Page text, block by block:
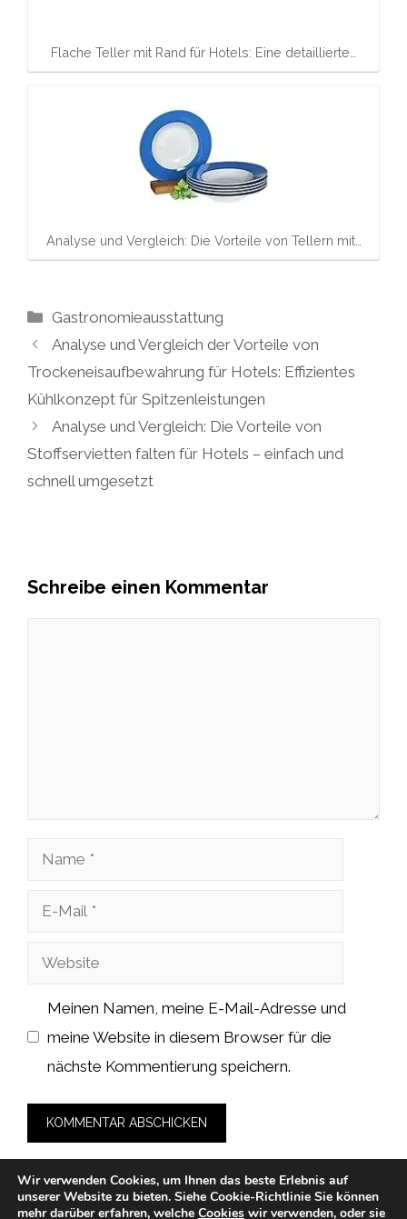
Flache Teller mit Rand für Hotels: Eine detaillierte…
Analyse und Vergleich: Die Vorteile von Tellern mit…
Kategorien
Gastronomieausstattung
Analyse und Vergleich der Vorteile von
Trockeneisaufbewahrung für Hotels: Effizientes
Kühlkonzept für Spitzenleistungen
Analyse und Vergleich: Die Vorteile von
Stoffservietten falten für Hotels – einfach und
schnell umgesetzt
Schreibe einen Kommentar
Name
Website
Meinen Namen, meine E-Mail-Adresse und
meine Website in diesem Browser für die
nächste Kommentierung speichern.
Wir verwenden Cookies, um Ihnen das beste Erlebnis auf
unserer Website zu bieten. Siehe Cookie-Richtlinie Sie können
mehr darüber erfahren, welche Cookies wir verwenden, oder sie